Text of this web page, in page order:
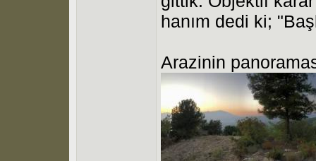
hanım dedi ki;
Arazinin